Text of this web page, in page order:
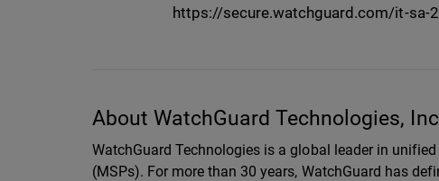
https://secure.watchguard.com/it-sa-
About WatchGuard Technologies,
WatchGuard Technologies is a global leader in
(MSPs). For more than 30 years, WatchGuard has